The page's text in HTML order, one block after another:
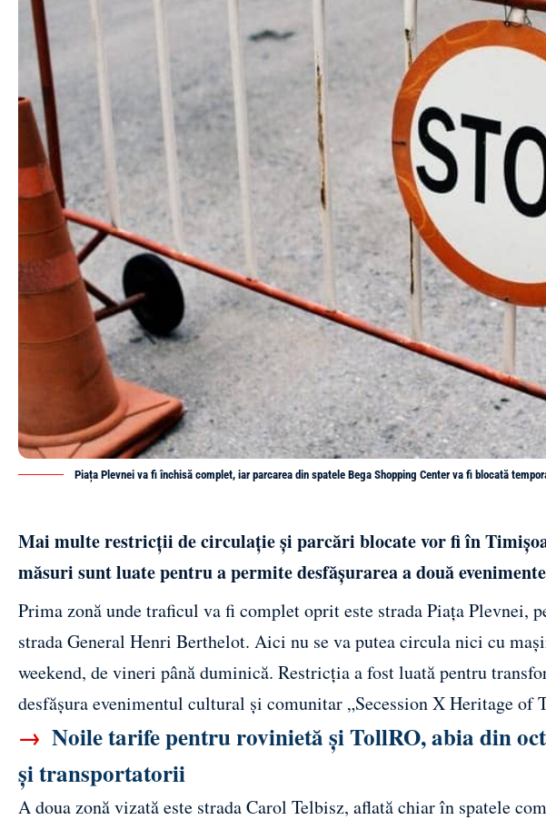
Piața Plevnei va fi închisă complet, iar parcarea din spatele Bega Shopping Center va fi blocată
Mai multe restricții de circulație și parcări blocate vor fi în
măsuri sunt luate pentru a permite desfășurarea a două
Prima zonă unde traficul va fi complet oprit este strada Piața Plevnei,
strada General Henri Berthelot. Aici nu se va putea circula nici cu
weekend, de vineri până duminică. Restricția a fost luată pentru
desfășura evenimentul cultural și comunitar „Secession X Heritage of
→ Noile tarife pentru rovinietă și TollRO, abia din
și transportatorii
A doua zonă vizată este strada Carol Telbisz, aflată chiar în spatele